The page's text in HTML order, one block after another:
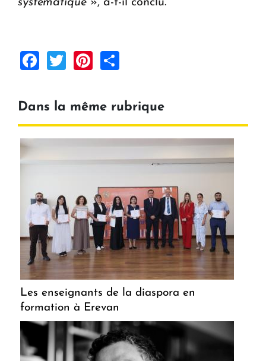
Facebook
TwitterPinterest
Dans la même rubrique
Les enseignants de la diaspora en
formation à Erevan